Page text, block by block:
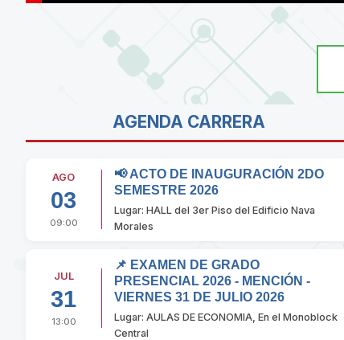
AGENDA CARRERA
AGO
03
09:00
📢 ACTO DE INAUGURACIÓN 2DO
SEMESTRE 2026
Lugar: HALL del 3er Piso del Edificio Nava
Morales
JUL
31
13:00
📌 EXAMEN DE GRADO
PRESENCIAL 2026 - MENCIÓN -
VIERNES 31 DE JULIO 2026
Lugar: AULAS DE ECONOMIA, En el Monoblock
Central